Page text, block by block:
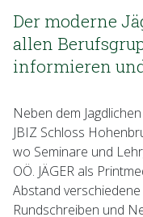
Der moderne
allen
informieren
Neben dem
JBIZ Schloss
wo Seminare und
OÖ. JÄGER als
Abstand
Rundschreiben und